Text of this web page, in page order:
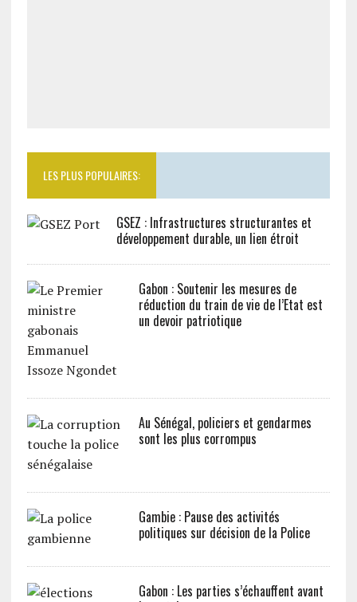
LES PLUS POPULAIRES:
GSEZ : Infrastructures structurantes et
développement durable, un lien étroit
Gabon : Soutenir les mesures de
réduction du train de vie de l’Etat est
un devoir patriotique
Au Sénégal, policiers et gendarmes
sont les plus corrompus
Gambie : Pause des activités
politiques sur décision de la Police
Gabon : Les parties s’échauffent avant